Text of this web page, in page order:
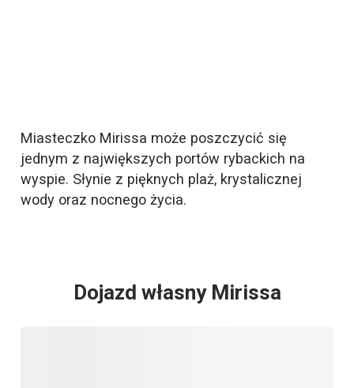
Miasteczko Mirissa może poszczycić się
jednym z największych portów rybackich na
wyspie. Słynie z pięknych plaż, krystalicznej
wody oraz nocnego życia.
Dojazd własny Mirissa